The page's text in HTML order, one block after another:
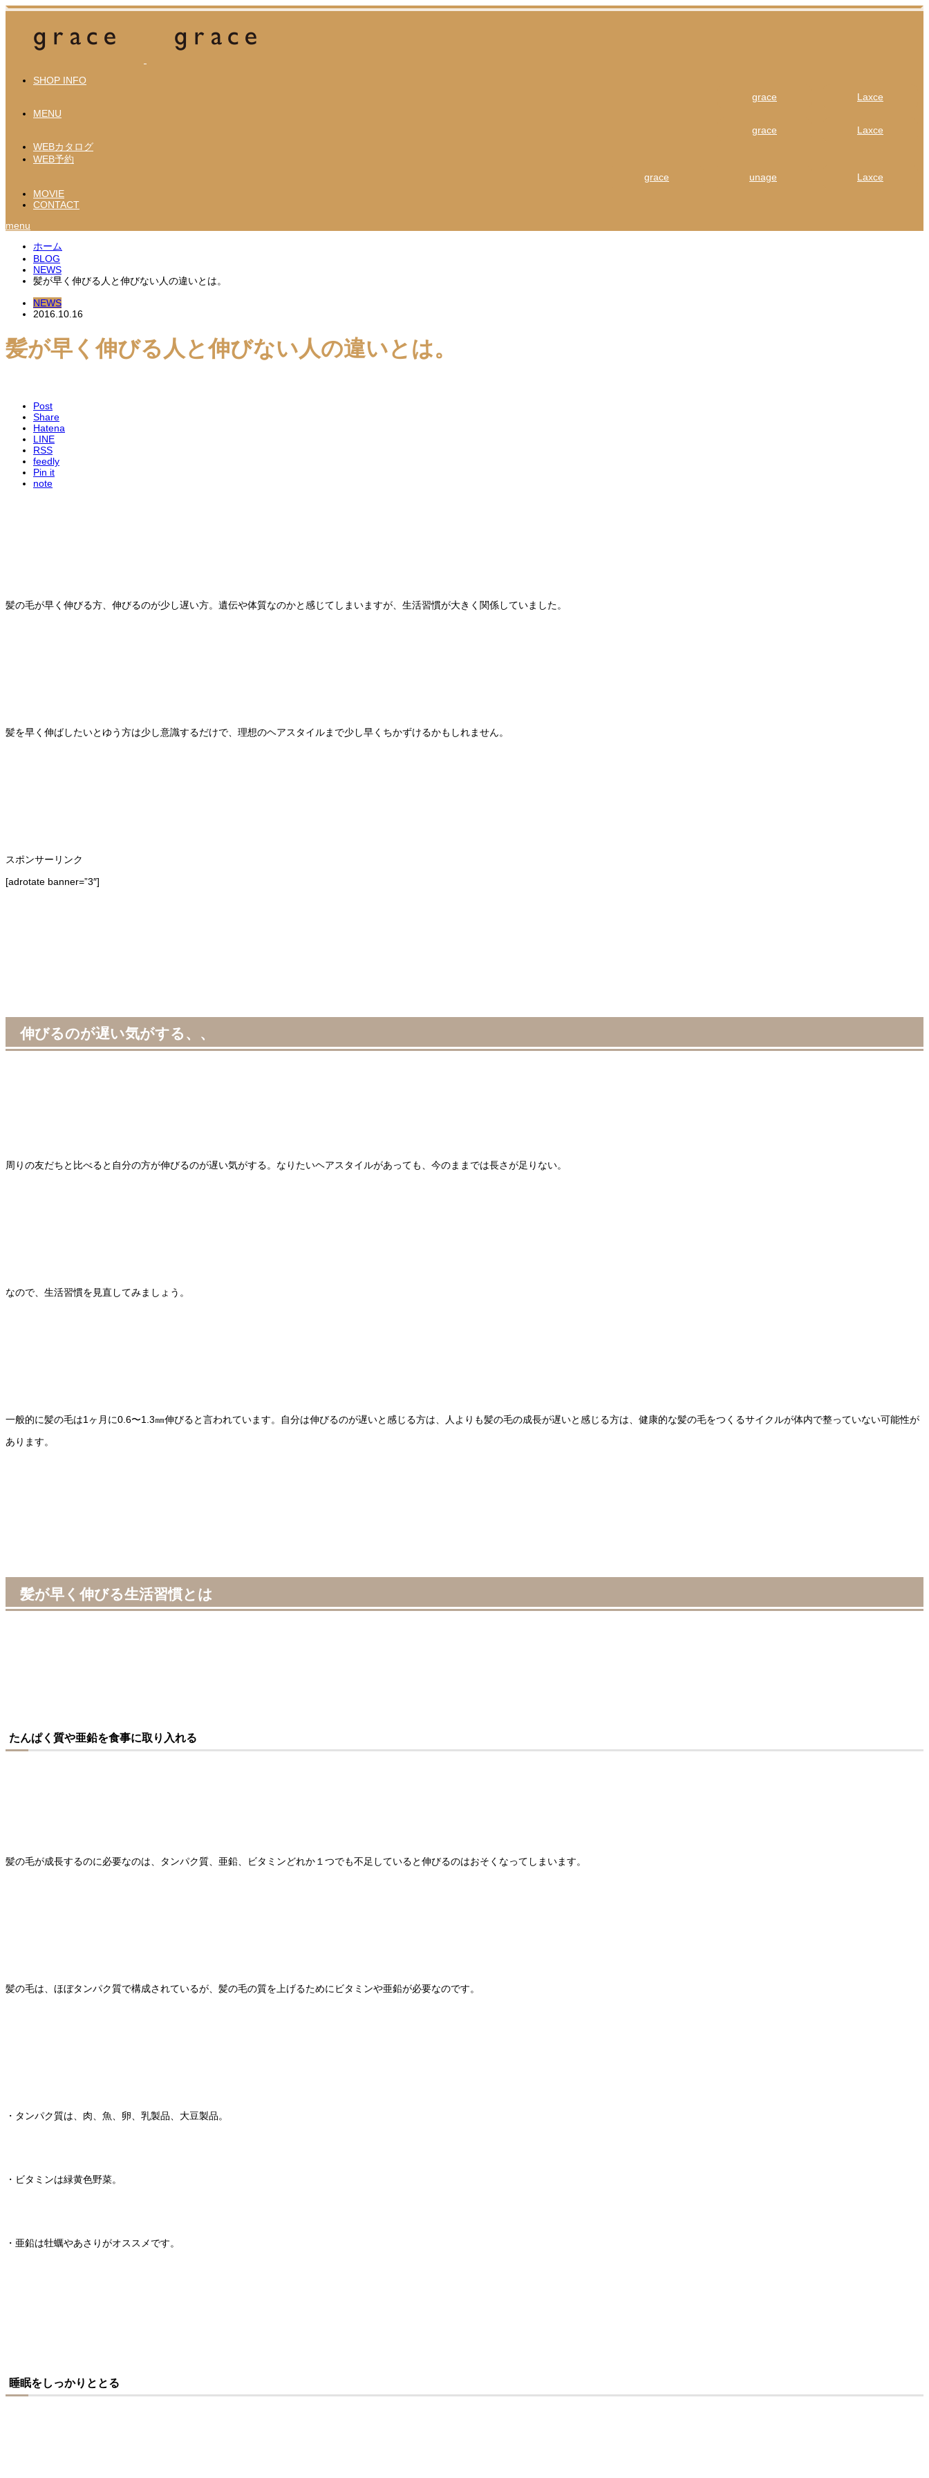
SHOP INFO
grace
Laxce
MENU
grace
Laxce
WEBカタログ
WEB予約
grace
unage
Laxce
MOVIE
CONTACT
menu
ホーム
BLOG
NEWS
髪が早く伸びる人と伸びない人の違いとは。
NEWS
2016.10.16
髪が早く伸びる人と伸びない人の違いとは。
Post
Share
Hatena
LINE
RSS
feedly
Pin it
note
髪の毛が早く伸びる方、伸びるのが少し遅い方。遺伝や体質なのかと感じてしまいますが、生活習慣が大きく関係していました。
髪を早く伸ばしたいとゆう方は少し意識するだけで、理想のヘアスタイルまで少し早くちかずけるかもしれません。
スポンサーリンク
[adrotate banner=”3″]
伸びるのが遅い気がする、、
周りの友だちと比べると自分の方が伸びるのが遅い気がする。なりたいヘアスタイルがあっても、今のままでは長さが足りない。
なので、生活習慣を見直してみましょう。
一般的に髪の毛は1ヶ月に0.6〜1.3㎜伸びると言われています。自分は伸びるのが遅いと感じる方は、人よりも髪の毛の成長が遅いと感じる方は、健康的な髪の毛をつくるサイクルが体内で整っていない可能性が
あります。
髪が早く伸びる生活習慣とは
たんぱく質や亜鉛を食事に取り入れる
髪の毛が成長するのに必要なのは、タンパク質、亜鉛、ビタミンどれか１つでも不足していると伸びるのはおそくなってしまいます。
髪の毛は、ほぼタンパク質で構成されているが、髪の毛の質を上げるためにビタミンや亜鉛が必要なのです。
・タンパク質は、肉、魚、卵、乳製品、大豆製品。
・ビタミンは緑黄色野菜。
・亜鉛は牡蠣やあさりがオススメです。
睡眠をしっかりととる